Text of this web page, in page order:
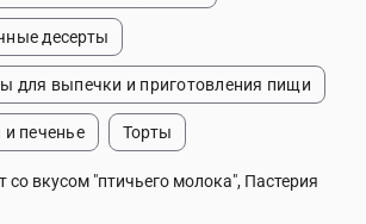
десерты
для выпечки и приготовления пищи
и печенье Торты
со вкусом "птичьего молока", Пастерия